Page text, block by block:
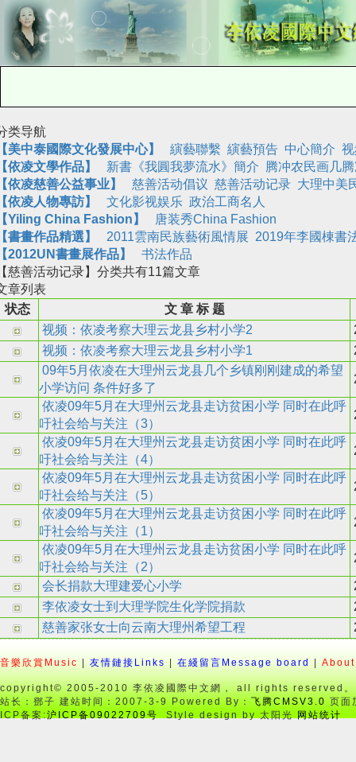
类导航
美中泰國際文化發展中心】
縯藝聯繫 縯藝預告 中心簡介
依凌文學作品】
新書《我圓我夢流水》簡介
腾冲农民画几
依凌慈善公益事业】 慈善活动倡议 慈善活动记录 大理中美
依凌人物專訪】
文化影视娱乐 政治工商名人
Yiling China Fashion】
唐装秀China Fashion
書畫作品精選】
2011雲南民族藝術風情展 2019年李國棟書
2012UN書畫展作品】
书法作品
慈善活动记录】 分类共有11篇文章
章列表
状态
文 章 标 题
视频：依凌考察大理云龙县乡村小学2
视频：依凌考察大理云龙县乡村小学1
09年5月依凌在大理州云龙县几个乡镇刚刚建成的希望
小学访问 条件好多了
依凌09年5月在大理州云龙县走访贫困小学 同时在此呼
吁社会给与关注（3）
依凌09年5月在大理州云龙县走访贫困小学 同时在此呼
吁社会给与关注（4）
依凌09年5月在大理州云龙县走访贫困小学 同时在此呼
吁社会给与关注（5）
依凌09年5月在大理州云龙县走访贫困小学 同时在此呼
吁社会给与关注（1）
依凌09年5月在大理州云龙县走访贫困小学 同时在此呼
吁社会给与关注（2）
会长捐款大理建爱心小学
李依凌女士到大理学院生化学院捐款
慈善家张女士向云南大理州希望工程
音樂欣賞Music 友情鏈接Links 在綫留言Message board
copyright© 2005-2010 李依凌國際中文網， all rights reserved。
站长：鄧子 建站时间：2007-3-9 Powered By：飞腾CMSV3.0页面
ICP备案:沪ICP备09022709号 Style design by 太阳光 网站统计